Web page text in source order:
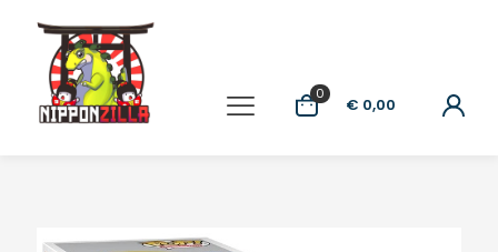
0
€ 0,00